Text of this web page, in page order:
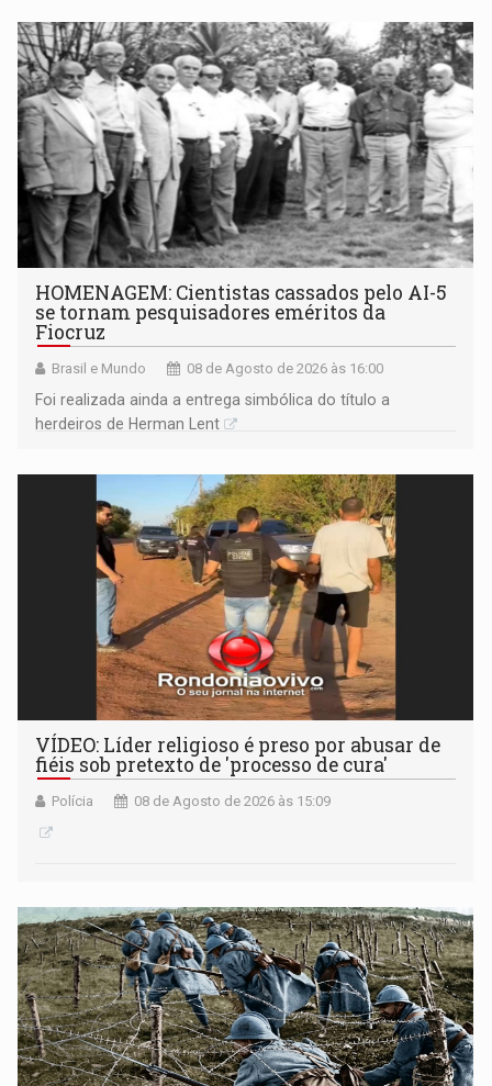
HOMENAGEM: Cientistas cassados pelo AI-5
se tornam pesquisadores eméritos da
Fiocruz
Brasil e Mundo 08 de Agosto de 2026 às 16:00
Foi realizada ainda a entrega simbólica do título a
herdeiros de Herman Lent
VÍDEO: Líder religioso é preso por abusar de
fiéis sob pretexto de 'processo de cura'
Polícia 08 de Agosto de 2026 às 15:09